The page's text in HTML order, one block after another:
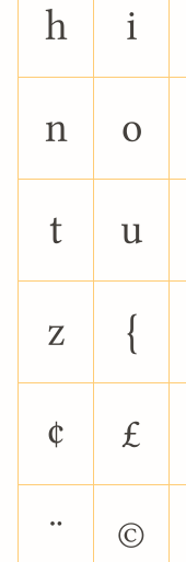
h i
n o
t u
z {
¢ £
¨ ©